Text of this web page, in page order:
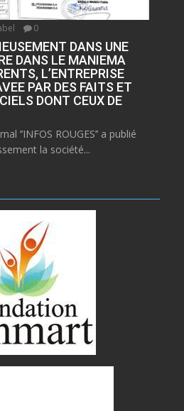
0
DANS UNE
DANS LE MANIEMA
L’ENTREPRISE
PAR DES FAITS ET
DONT CEUX DE
‘’INFOS ROUGES’’ a publié
la société...